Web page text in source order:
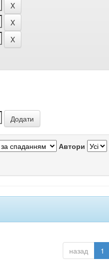
Автори
назад 1